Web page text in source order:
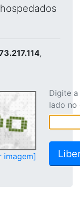
,
imagem]
Digite
lado no